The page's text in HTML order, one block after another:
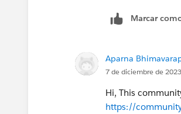
Marcar
Aparna
7 de diciembre de
Hi, This
https://